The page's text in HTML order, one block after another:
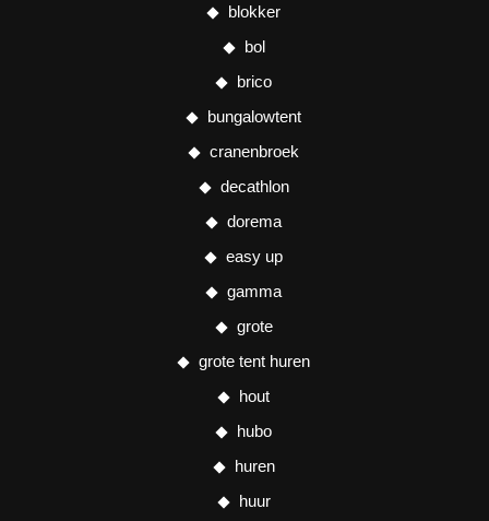
blokker
bol
brico
bungalowtent
cranenbroek
decathlon
dorema
easy up
gamma
grote
grote tent huren
hout
hubo
huren
huur